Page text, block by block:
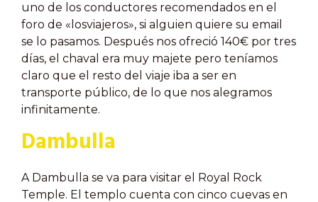
uno de los conductores recomendados en el
foro de «losviajeros», si alguien quiere su email
se lo pasamos. Después nos ofreció 140€ por tres
días, el chaval era muy majete pero teníamos
claro que el resto del viaje iba a ser en
transporte público, de lo que nos alegramos
infinitamente.
Dambulla
A Dambulla se va para visitar el Royal Rock
Temple. El templo cuenta con cinco cuevas en